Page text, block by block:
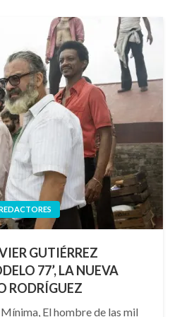
GUTIÉRREZ
77’, LA NUEVA
RODRÍGUEZ
El hombre de las mil